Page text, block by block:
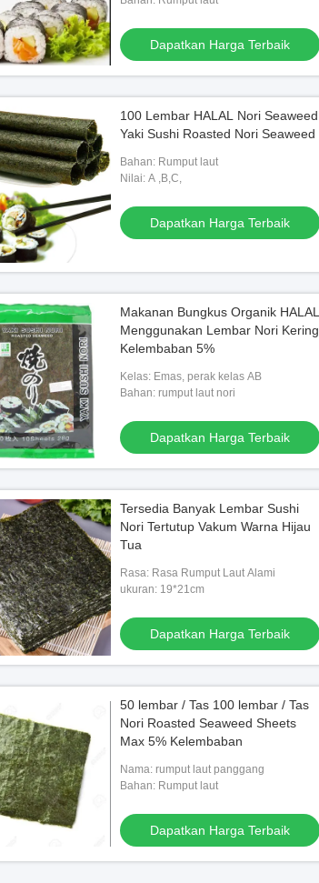
Dapatkan Harga Terbaik
100 Lembar HALAL Nori Seaweed
Yaki Sushi Roasted Nori Seaweed
Bahan: Rumput laut
Nilai: A ,B,C,
Dapatkan Harga Terbaik
Makanan Bungkus Organik HALAL
Menggunakan Lembar Nori Kering
Kelembaban 5%
Kelas: Emas, perak kelas AB
Bahan: rumput laut nori
Dapatkan Harga Terbaik
Tersedia Banyak Lembar Sushi
Nori Tertutup Vakum Warna Hijau
Tua
Rasa: Rasa Rumput Laut Alami
ukuran: 19*21cm
Dapatkan Harga Terbaik
50 lembar / Tas 100 lembar / Tas
Nori Roasted Seaweed Sheets
Max 5% Kelembaban
Nama: rumput laut panggang
Bahan: Rumput laut
Dapatkan Harga Terbaik